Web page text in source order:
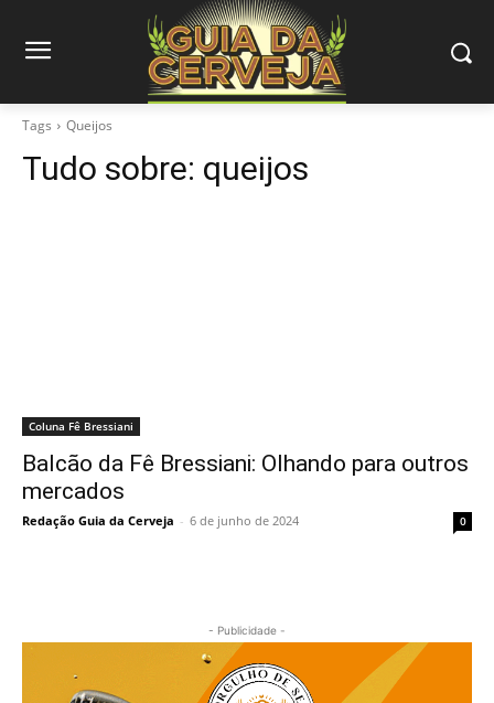
Tags Queijos
Tudo sobre: queijos
Coluna Fê Bressiani
Balcão da Fê Bressiani: Olhando para outros
mercados
Redação Guia da Cerveja - 6 de junho de 2024 0
- Publicidade -